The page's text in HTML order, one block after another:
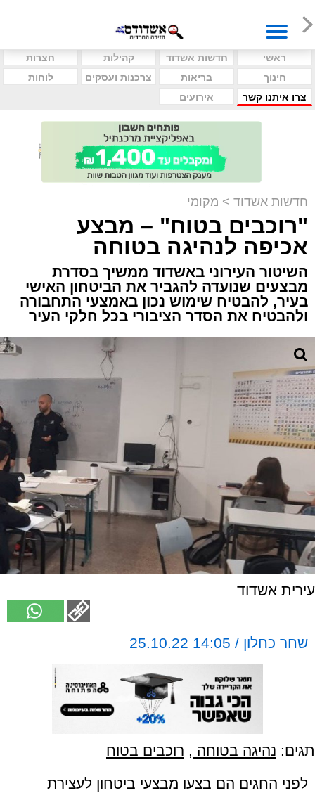
ראשי חדשות אשדוד קהילות
חצרות
חינוך
בריאות צרכנות ועסקים
לוחות
צרו איתנו קשר
אירועים
חדשות אשדוד > מקומי
"רוכבים בטוח" – מבצע
אכיפה לנהיגה בטוחה
השיטור העירוני באשדוד ממשיך בסדרת
מבצעים שנועדה להגביר את הביטחון האישי
בעיר, להבטיח שימוש נכון באמצעי התחבורה
ולהבטיח את הסדר הציבורי בכל חלקי העיר
עירית אשדוד
שחר כחלון / 14:05 25.10.22
תגים: נהיגה בטוחה , רוכבים בטוח
לפני החגים הם בצעו מבצעי ביטחון לעצירת